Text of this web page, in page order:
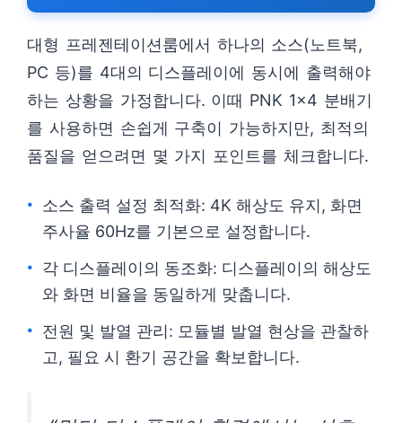
대형 프레젠테이션룸에서 하나의 소스(노트북,
PC 등)를 4대의 디스플레이에 동시에 출력해야
하는 상황을 가정합니다. 이때 PNK 1×4 분배기
를 사용하면 손쉽게 구축이 가능하지만, 최적의
품질을 얻으려면 몇 가지 포인트를 체크합니다.
소스 출력 설정 최적화: 4K 해상도 유지, 화면
주사율 60Hz를 기본으로 설정합니다.
각 디스플레이의 동조화: 디스플레이의 해상도
와 화면 비율을 동일하게 맞춥니다.
전원 및 발열 관리: 모듈별 발열 현상을 관찰하
고, 필요 시 환기 공간을 확보합니다.